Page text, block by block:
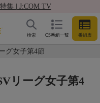
集 | J:COM TV
CS番組一覧 番組表
検索
グ女子第4節
リーグ女子第4